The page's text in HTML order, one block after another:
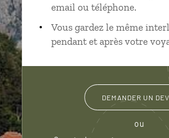
email ou téléphone.
Vous gardez le même
pendant et après votre
DEMANDER UN
ou